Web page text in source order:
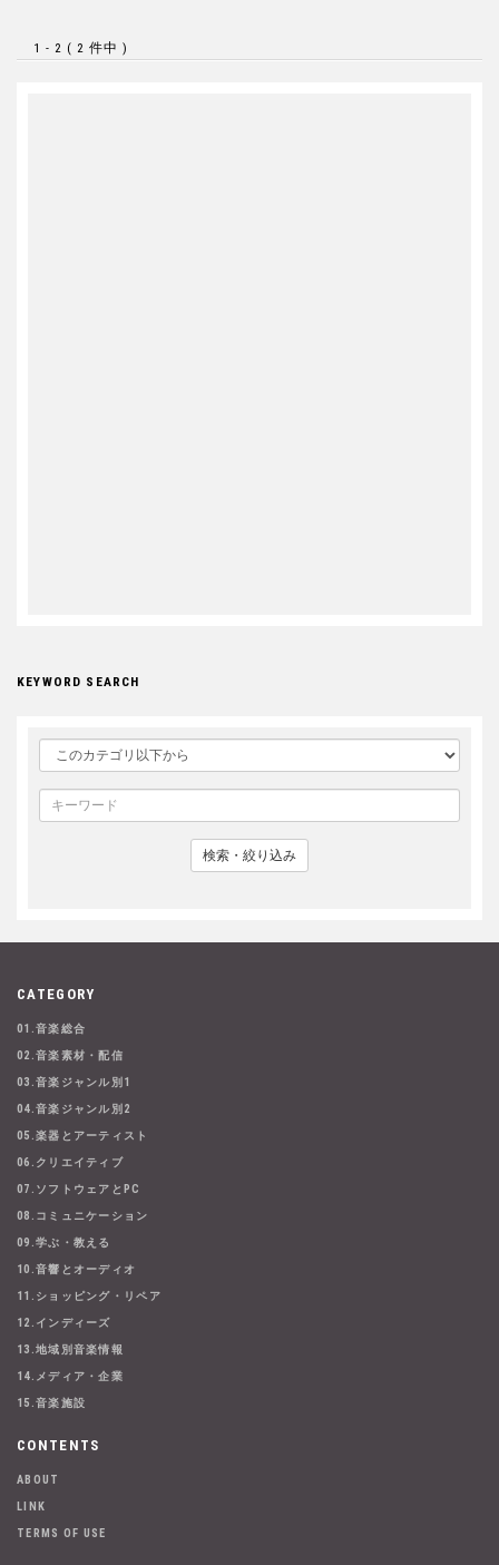
1 - 2 ( 2 件中 )
KEYWORD SEARCH
検索・絞り込み
CATEGORY
01.音楽総合
02.音楽素材・配信
03.音楽ジャンル別1
04.音楽ジャンル別2
05.楽器とアーティスト
06.クリエイティブ
07.ソフトウェアとPC
08.コミュニケーション
09.学ぶ・教える
10.音響とオーディオ
11.ショッピング・リペア
12.インディーズ
13.地域別音楽情報
14.メディア・企業
15.音楽施設
CONTENTS
ABOUT
LINK
TERMS OF USE